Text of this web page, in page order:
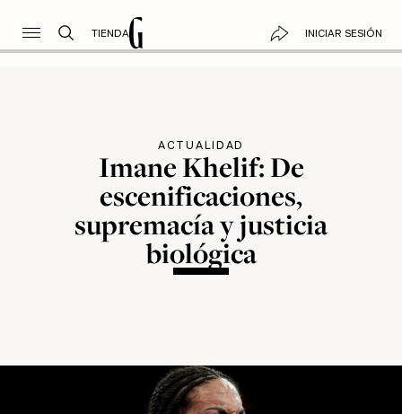
TIENDA INICIAR SESIÓN
ACTUALIDAD
Imane Khelif: De
escenificaciones,
supremacía y justicia
biológica